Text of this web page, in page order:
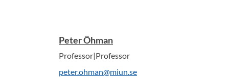
Peter Öhman
Professor|Professor
peter.ohman@miun.se